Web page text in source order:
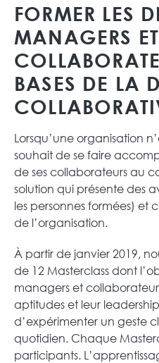
FORMER LES
MANAGERS ET
BASES DE LA
Lorsqu’une organisation
souhait de se faire
de ses collaborateurs au
solution qui présente des
les personnes formées) et
de l’organisation.
À partir de janvier 2019,
de 12 Masterclass dont
managers et
aptitudes et leur
d’expérimenter un geste
quotidien. Chaque
participants.